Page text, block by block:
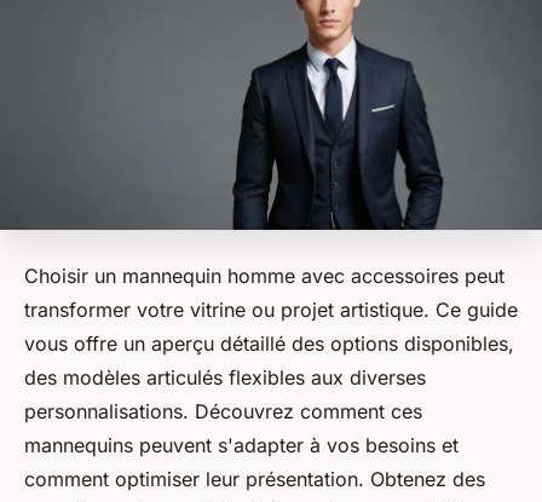
Choisir un mannequin homme avec accessoires peut
transformer votre vitrine ou projet artistique. Ce guide
vous offre un aperçu détaillé des options disponibles,
des modèles articulés flexibles aux diverses
personnalisations. Découvrez comment ces
mannequins peuvent s'adapter à vos besoins et
comment optimiser leur présentation. Obtenez des